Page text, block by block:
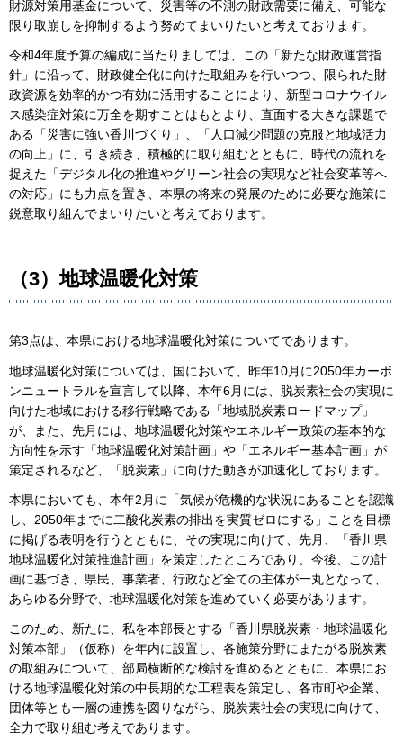
財源対策用基金について、災害等の不測の財政需要に備え、可能な
限り取崩しを抑制するよう努めてまいりたいと考えております。
令和4年度予算の編成に当たりましては、この「新たな財政運営指
針」に沿って、財政健全化に向けた取組みを行いつつ、限られた財
政資源を効率的かつ有効に活用することにより、新型コロナウイル
ス感染症対策に万全を期すことはもとより、直面する大きな課題で
ある「災害に強い香川づくり」、「人口減少問題の克服と地域活力
の向上」に、引き続き、積極的に取り組むとともに、時代の流れを
捉えた「デジタル化の推進やグリーン社会の実現など社会変革等へ
の対応」にも力点を置き、本県の将来の発展のために必要な施策に
鋭意取り組んでまいりたいと考えております。
（3）地球温暖化対策
第3点は、本県における地球温暖化対策についてであります。
地球温暖化対策については、国において、昨年10月に2050年カーボ
ンニュートラルを宣言して以降、本年6月には、脱炭素社会の実現に
向けた地域における移行戦略である「地域脱炭素ロードマップ」
が、また、先月には、地球温暖化対策やエネルギー政策の基本的な
方向性を示す「地球温暖化対策計画」や「エネルギー基本計画」が
策定されるなど、「脱炭素」に向けた動きが加速化しております。
本県においても、本年2月に「気候が危機的な状況にあることを認識
し、2050年までに二酸化炭素の排出を実質ゼロにする」ことを目標
に掲げる表明を行うとともに、その実現に向けて、先月、「香川県
地球温暖化対策推進計画」を策定したところであり、今後、この計
画に基づき、県民、事業者、行政など全ての主体が一丸となって、
あらゆる分野で、地球温暖化対策を進めていく必要があります。
このため、新たに、私を本部長とする「香川県脱炭素・地球温暖化
対策本部」（仮称）を年内に設置し、各施策分野にまたがる脱炭素
の取組みについて、部局横断的な検討を進めるとともに、本県にお
ける地球温暖化対策の中長期的な工程表を策定し、各市町や企業、
団体等とも一層の連携を図りながら、脱炭素社会の実現に向けて、
全力で取り組む考えであります。